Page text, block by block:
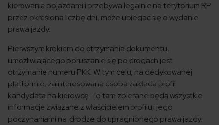
kierowania pojazdami i przebywa legalnie na terytorium RP
przez określona liczbę dni, może ubiegać się o wydanie
prawa jazdy.
Pierwszym krokiem do otrzymania dokumentu,
umożliwiającego poruszanie się po drogach jest
otrzymanie numeru PKK. W tym celu, na dedykowanej
platformie, zainteresowana osoba zakłada profil
kandydata na kierowcę. To tam zbierane będą wszystkie
informacje związane z właścicielem profilu i jego
poczynaniami na drodze do upragnionego prawa jazdy.